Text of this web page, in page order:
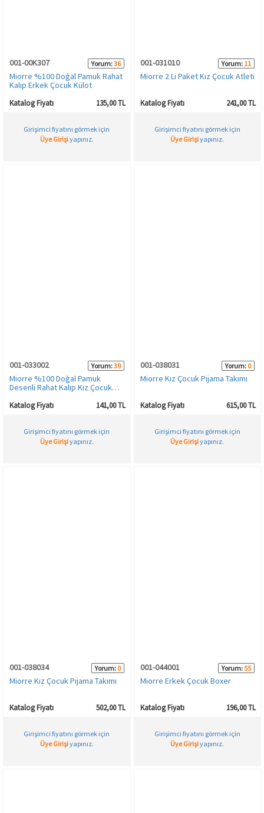
001-00K307 Yorum:36
Miorre %100 Doğal Pamuk Rahat
Kalıp Erkek Çocuk Külot
Katalog Fiyatı 135,00 TL
Girişimci fiyatını görmek için
Üye Girişiyapınız.
001-031010 Yorum: 11
Miorre 2 Li Paket Kız Çocuk Atleti
Katalog Fiyatı 241,00 TL
Girişimci fiyatını görmek için
Üye Girişiyapınız.
001-033002 Yorum:39
Miorre %100 Doğal Pamuk
Desenli Rahat Kalıp Kız Çocuk
Katalog Fiyatı 141,00 TL
Girişimci fiyatını görmek için
Üye Girişiyapınız.
001-038031 Yorum: 0
Miorre Kız Çocuk Pijama Takımı
Katalog Fiyatı 615,00 TL
Girişimci fiyatını görmek için
Üye Girişiyapınız.
001-038034 Yorum: 0
Miorre Kız Çocuk Pijama Takımı
Katalog Fiyatı 502,00 TL
Girişimci fiyatını görmek için
Üye Girişiyapınız.
001-044001 Yorum:55
Miorre Erkek Çocuk Boxer
Katalog Fiyatı 196,00 TL
Girişimci fiyatını görmek için
Üye Girişiyapınız.